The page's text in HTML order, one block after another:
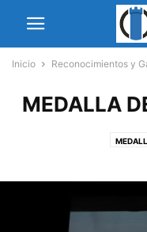
Inicio Reconocimientos y
MEDALLA